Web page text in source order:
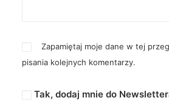
Zapamiętaj moje dane w tej
pisania kolejnych komentarzy.
Tak, dodaj mnie do